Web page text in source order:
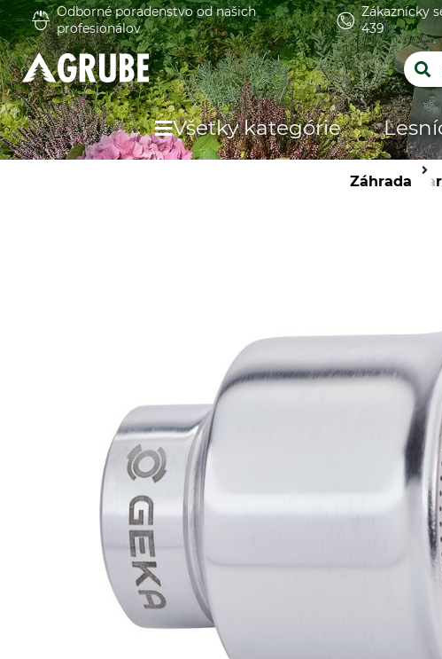
Odborné poradenstvo od našich
profesionálov
Zákaznícky
439
Všetky kategórie
Záhrada